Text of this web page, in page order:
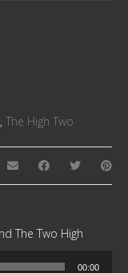
, The High Two ‎
The Two High
00:00